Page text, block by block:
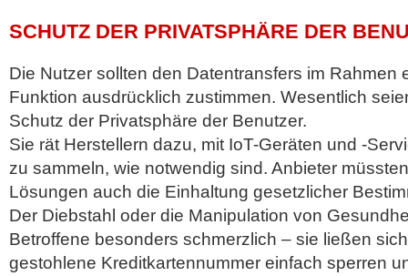
SCHUTZ DER PRIVATSPHÄRE DER
Die Nutzer sollten den Datentransfers im Rahmen
Funktion ausdrücklich zustimmen. Wesentlich
Schutz der Privatsphäre der Benutzer.
Sie rät Herstellern dazu, mit IoT-Geräten und -
zu sammeln, wie notwendig sind. Anbieter
Lösungen auch die Einhaltung gesetzlicher
Der Diebstahl oder die Manipulation von
Betroffene besonders schmerzlich – sie ließen
gestohlene Kreditkartennummer einfach sperren